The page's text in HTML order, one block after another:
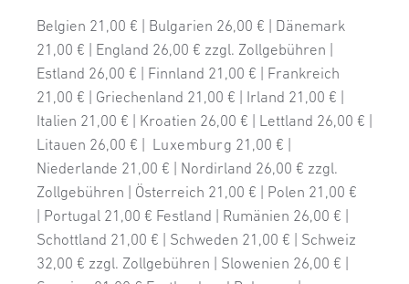
Belgien 21,00 € | Bulgarien 26,00 € | Dänemark
21,00 € | England 26,00 € zzgl. Zollgebühren
Estland 26,00 €
| Finnland 21,00 € | Frankreich
21,00 € | Griechenland 21,00 € | Irland 21,00 €
Italien 21,00 € | Kroatien 26,00 € | Lettland 26,00 €
Litauen 26,00 €
Luxemburg 21,00 €
Niederlande 21,00 €
Nordirland 26,00 € zzgl.
Zollgebühren
Österreich 21,00 €
Polen 21,00 €
Portugal 21,00 € Festland Rumänien 26,00 €
Schottland 21,00 €
Schweden 21,00 €
Schweiz
32,00 € zzgl. Zollgebühren
Slowenien 26,00 €